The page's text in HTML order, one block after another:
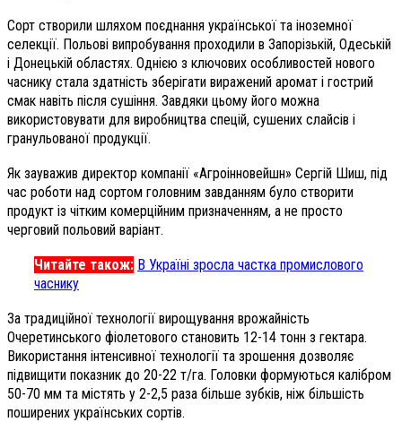
Сорт створили шляхом поєднання української та іноземної
селекції. Польові випробування проходили в Запорізькій, Одеській
і Донецькій областях. Однією з ключових особливостей нового
часнику стала здатність зберігати виражений аромат і гострий
смак навіть після сушіння. Завдяки цьому його можна
використовувати для виробництва спецій, сушених слайсів і
гранульованої продукції.
Як зауважив директор компанії «Агроінновейшн» Сергій Шиш, під
час роботи над сортом головним завданням було створити
продукт із чітким комерційним призначенням, а не просто
черговий польовий варіант.
Читайте також: В Україні зросла частка промислового
часнику
За традиційної технології вирощування врожайність
Очеретинського фіолетового становить 12-14 тонн з гектара.
Використання інтенсивної технології та зрошення дозволяє
підвищити показник до 20-22 т/га. Головки формуються калібром
50-70 мм та містять у 2-2,5 раза більше зубків, ніж більшість
поширених українських сортів.